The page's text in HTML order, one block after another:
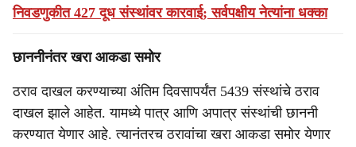
निवडणुकीत 427 दूध संस्थांवर कारवाई; सर्वपक्षीय नेत्यांना धक्का
छाननीनंतर खरा आकडा समोर
ठराव दाखल करण्याच्या अंतिम दिवसापर्यंत 5439 संस्थांचे ठराव
दाखल झाले आहेत. यामध्ये पात्र आणि अपात्र संस्थांची छाननी
करण्यात येणार आहे. त्यानंतरच ठरावांचा खरा आकडा समोर येणार